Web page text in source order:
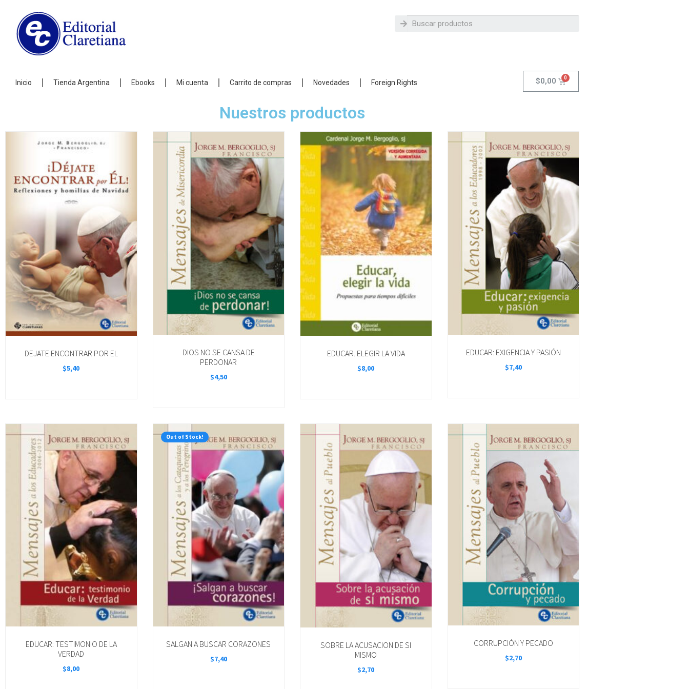
Inicio Tienda Argentina Ebooks Mi cuenta Carrito de compras Novedades Foreign Rights $0,00
Nuestros productos
DEJATE ENCONTRAR POR EL
$5,40
DIOS NO SE CANSA DE
PERDONAR
$4,50
EDUCAR. ELEGIR LA VIDA
$8,00
EDUCAR: EXIGENCIA Y PASIÓN
$7,40
EDUCAR: TESTIMONIO DE LA
VERDAD
$8,00
Out of Stock!
SALGAN A BUSCAR CORAZONES
$7,40
SOBRE LA ACUSACION DE SI
MISMO
$2,70
CORRUPCIÓN Y PECADO
$2,70